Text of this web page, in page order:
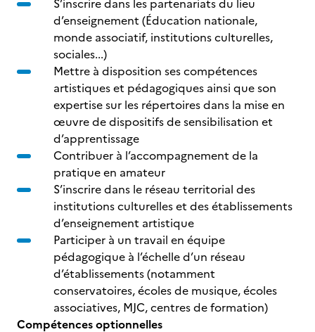
S’inscrire dans les partenariats du lieu
d’enseignement (Éducation nationale,
monde associatif, institutions culturelles,
sociales...)
Mettre à disposition ses compétences
artistiques et pédagogiques ainsi que son
expertise sur les répertoires dans la mise en
œuvre de dispositifs de sensibilisation et
d’apprentissage
Contribuer à l’accompagnement de la
pratique en amateur
S’inscrire dans le réseau territorial des
institutions culturelles et des établissements
d’enseignement artistique
Participer à un travail en équipe
pédagogique à l’échelle d’un réseau
d’établissements (notamment
conservatoires, écoles de musique, écoles
associatives, MJC, centres de formation)
Compétences optionnelles